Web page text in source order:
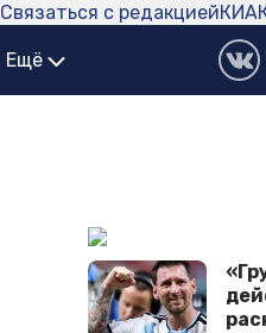
КИА
Связаться с редакцией
Ещё